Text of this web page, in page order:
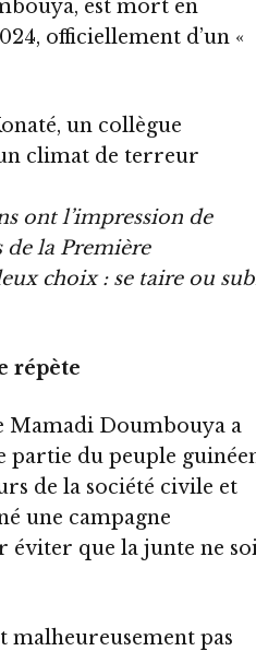
est mort en
officiellement d’un «
un collègue
climat de terreur
ont l’impression de
la Première
choix : se taire ou
répète
Mamadi Doumbouya a
partie du peuple
de la société civile et
une campagne
éviter que la junte ne
malheureusement pas